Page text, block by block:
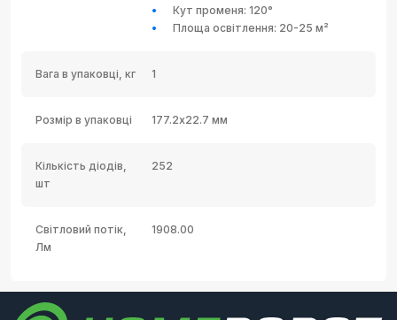
Кут променя: 120°
Площа освітлення: 20-25 м²
Вага в упаковці, кг 1
Розмір в упаковці 177.2х22.7 мм
Кількість діодів,
шт
252
Світловий потік,
Лм
1908.00